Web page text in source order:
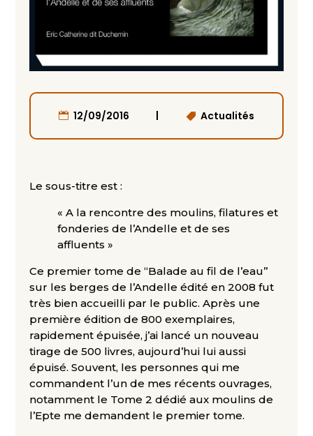
12/09/2016 | Actualités
Le sous-titre est :
« A la rencontre des moulins, filatures et
fonderies de l’Andelle et de ses
affluents »
Ce premier tome de ‘‘Balade au fil de l’eau’’
sur les berges de l’Andelle édité en 2008 fut
très bien accueilli par le public. Après une
première édition de 800 exemplaires,
rapidement épuisée, j’ai lancé un nouveau
tirage de 500 livres, aujourd’hui lui aussi
épuisé. Souvent, les personnes qui me
commandent l’un de mes récents ouvrages,
notamment le Tome 2 dédié aux moulins de
l’Epte me demandent le premier tome.